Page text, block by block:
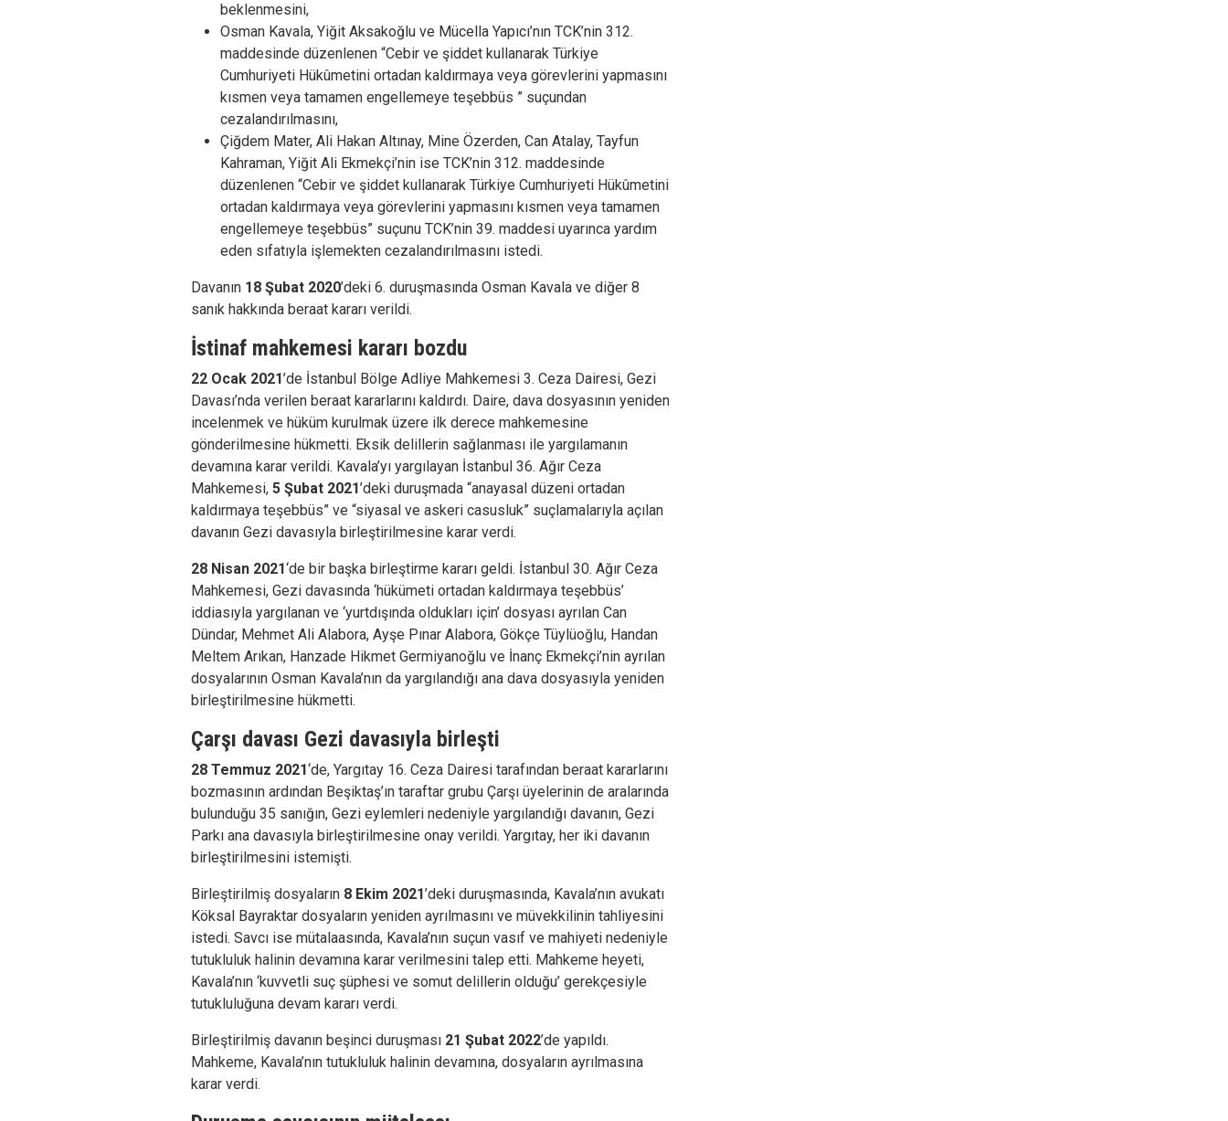
beklenmesini,
Osman Kavala, Yiğit Aksakoğlu ve Mücella Yapıcı’nın TCK’nin 312.
maddesinde düzenlenen “Cebir ve şiddet kullanarak Türkiye
Cumhuriyeti Hükûmetini ortadan kaldırmaya veya görevlerini yapmasını
kısmen veya tamamen engellemeye teşebbüs ” suçundan
cezalandırılmasını,
Çiğdem Mater, Ali Hakan Altınay, Mine Özerden, Can Atalay, Tayfun
Kahraman, Yiğit Ali Ekmekçi’nin ise TCK’nin 312. maddesinde
düzenlenen “Cebir ve şiddet kullanarak Türkiye Cumhuriyeti Hükûmetini
ortadan kaldırmaya veya görevlerini yapmasını kısmen veya tamamen
engellemeye teşebbüs” suçunu TCK’nin 39. maddesi uyarınca yardım
eden sıfatıyla işlemekten cezalandırılmasını istedi.
Davanın 18 Şubat 2020’deki 6. duruşmasında Osman Kavala ve diğer 8
sanık hakkında beraat kararı verildi.
İstinaf mahkemesi kararı bozdu
22 Ocak 2021’de İstanbul Bölge Adliye Mahkemesi 3. Ceza Dairesi, Gezi
Davası’nda verilen beraat kararlarını kaldırdı. Daire, dava dosyasının yeniden
incelenmek ve hüküm kurulmak üzere ilk derece mahkemesine
gönderilmesine hükmetti. Eksik delillerin sağlanması ile yargılamanın
devamına karar verildi. Kavala’yı yargılayan İstanbul 36. Ağır Ceza
Mahkemesi, 5 Şubat 2021’deki duruşmada “anayasal düzeni ortadan
kaldırmaya teşebbüs” ve “siyasal ve askeri casusluk” suçlamalarıyla açılan
davanın Gezi davasıyla birleştirilmesine karar verdi.
28 Nisan 2021‘de bir başka birleştirme kararı geldi. İstanbul 30. Ağır Ceza
Mahkemesi, Gezi davasında ‘hükümeti ortadan kaldırmaya teşebbüs’
iddiasıyla yargılanan ve ‘yurtdışında oldukları için’ dosyası ayrılan Can
Dündar, Mehmet Ali Alabora, Ayşe Pınar Alabora, Gökçe Tüylüoğlu, Handan
Meltem Arıkan, Hanzade Hikmet Germiyanoğlu ve İnanç Ekmekçi’nin ayrılan
dosyalarının Osman Kavala’nın da yargılandığı ana dava dosyasıyla yeniden
birleştirilmesine hükmetti.
Çarşı davası Gezi davasıyla birleşti
28 Temmuz 2021‘de, Yargıtay 16. Ceza Dairesi tarafından beraat kararlarını
bozmasının ardından Beşiktaş’ın taraftar grubu Çarşı üyelerinin de aralarında
bulunduğu 35 sanığın, Gezi eylemleri nedeniyle yargılandığı davanın, Gezi
Parkı ana davasıyla birleştirilmesine onay verildi. Yargıtay, her iki davanın
birleştirilmesini istemişti.
Birleştirilmiş dosyaların 8 Ekim 2021’deki duruşmasında, Kavala’nın avukatı
Köksal Bayraktar dosyaların yeniden ayrılmasını ve müvekkilinin tahliyesini
istedi. Savcı ise mütalaasında, Kavala’nın suçun vasıf ve mahiyeti nedeniyle
tutukluluk halinin devamına karar verilmesini talep etti. Mahkeme heyeti,
Kavala’nın ‘kuvvetli suç şüphesi ve somut delillerin olduğu’ gerekçesiyle
tutukluluğuna devam kararı verdi.
Birleştirilmiş davanın beşinci duruşması 21 Şubat 2022’de yapıldı.
Mahkeme, Kavala’nın tutukluluk halinin devamına, dosyaların ayrılmasına
karar verdi.